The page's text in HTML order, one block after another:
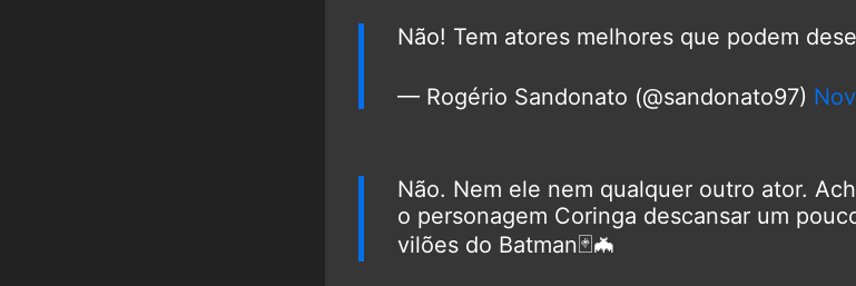
Não! Tem atores melhores que podem
— Rogério Sandonato (@sandonato97)
Não. Nem ele nem qualquer outro ator.
o personagem Coringa descansar um
vilões do Batman🃏🦇